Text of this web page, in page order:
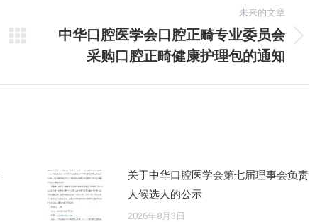
未来的文章
的
中华口腔医学会口腔正畸专业委员会
采购口腔正畸健康护理包的通知
关于中华口腔医学会第七届理事会负责
人候选人的公示
2026年8月3日